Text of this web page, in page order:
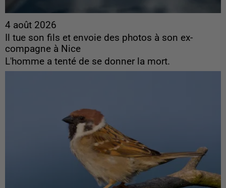
4 août 2026
Il tue son fils et envoie des photos à son ex-
compagne à Nice
L'homme a tenté de se donner la mort.